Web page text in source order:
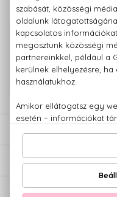
100% eredeti termékek,
Kérdésed van,
779 1926
ÉRTÉKELÉSEK (0)
SZÁLLÍTÁS